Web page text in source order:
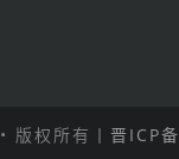
• 版权所有丨 晋ICP